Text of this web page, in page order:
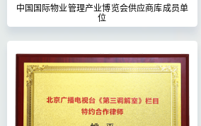
中国国际物业管理产业博览会供应商库成员单
位